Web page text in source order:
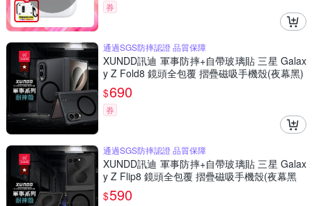
券
通過SGS防摔認證 品質保障
XUNDD訊迪 軍事防摔+自帶玻璃貼 三星 Galax
y Z Fold8 鏡頭全包覆 摺疊磁吸手機殼(夜幕黑)
$690
券
通過SGS防摔認證 品質保障
XUNDD訊迪 軍事防摔+自帶玻璃貼 三星 Galax
y Z Flip8 鏡頭全包覆 摺疊磁吸手機殼(夜幕黑
$590